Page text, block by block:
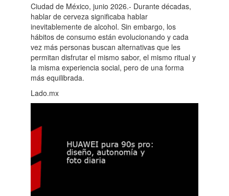
Ciudad de México, junio 2026.- Durante décadas,
hablar de cerveza significaba hablar
inevitablemente de alcohol. Sin embargo, los
hábitos de consumo están evolucionando y cada
vez más personas buscan alternativas que les
permitan disfrutar el mismo sabor, el mismo ritual y
la misma experiencia social, pero de una forma
más equilibrada.
Lado.mx